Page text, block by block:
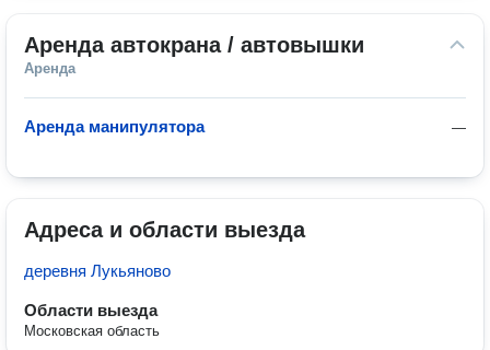
Аренда автокрана / автовышки
Аренда
—
Аренда манипулятора
Адреса и области выезда
деревня Лукьяново
Области выезда
Московская область